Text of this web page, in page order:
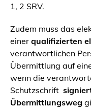
1, 2 SRV.
Zudem muss das
einer qualifizierten
verantwortlichen
Übermittlung auf
wenn die
Schutzschrift
Übermittlungsweg